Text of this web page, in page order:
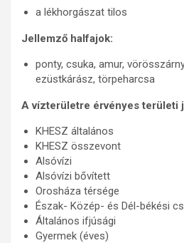
a lékhorgászat tilos
Jellemző halfajok:
ponty, csuka, amur,
ezüstkárász, törpeharcsa
A vízterületre érvényes területi
KHESZ általános
KHESZ összevont
Alsóvízi
Alsóvízi bővített
Orosháza térsége
Észak- Közép- és Dél-békési
Általános ifjúsági
Gyermek (éves)